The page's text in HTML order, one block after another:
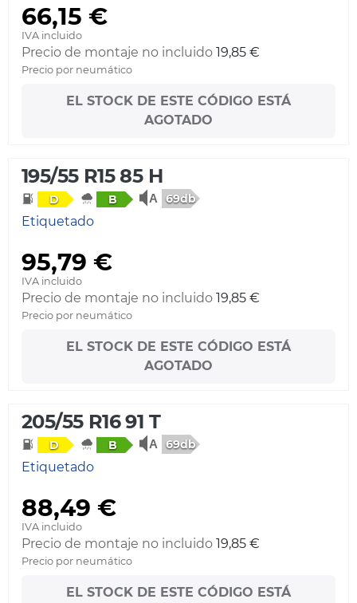
66,15 €
IVA incluido
Precio de montaje no incluido 19,85 €
Precio por neumático
EL STOCK DE ESTE CÓDIGO ESTÁ
AGOTADO
195/55 R15 85 H
D B 69db
Etiquetado
95,79 €
IVA incluido
Precio de montaje no incluido 19,85 €
Precio por neumático
EL STOCK DE ESTE CÓDIGO ESTÁ
AGOTADO
205/55 R16 91 T
D B 69db
Etiquetado
88,49 €
IVA incluido
Precio de montaje no incluido 19,85 €
Precio por neumático
EL STOCK DE ESTE CÓDIGO ESTÁ